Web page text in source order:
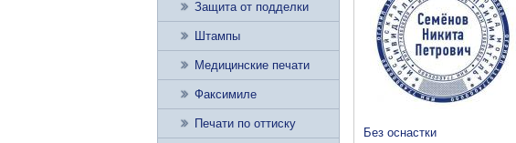
Без оснастки
Защита от подделки
Штампы
Медицинские печати
Факсимиле
Печати по оттиску